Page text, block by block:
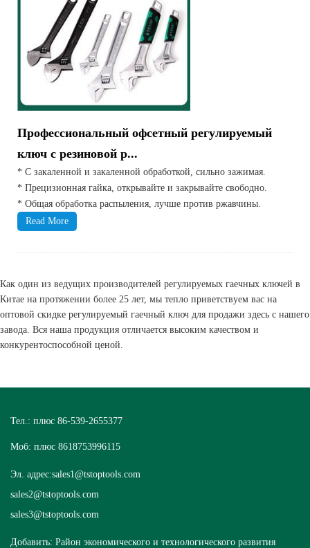
Профессиональный офсетный регулируемый
ключ с резиновой р...
* С закаленной и закаленной обработкой, сильно зажимая.
* Прецизионная гайка, открывайте и закрывайте свободно.
* Общая обработка распыления, лучше против ржавчины.
Read More
Как один из ведущих производителей регулируемых гаечных ключей в
Китае на протяжении более 25 лет, мы тепло приветствуем вас на
оптовой скидке регулируемый гаечный ключ для продажи здесь с нашего
завода. Вся наша продукция отличается высоким качеством и
конкурентоспособной ценой.
Тел.: плюс 86-539-2655377
Моб: плюс 8618753996115
Эл. адрес:sales1@tstoptools.com
sales2@tstoptools.com
sales3@tstoptools.com
Добавить: Район экономического и технологического развития